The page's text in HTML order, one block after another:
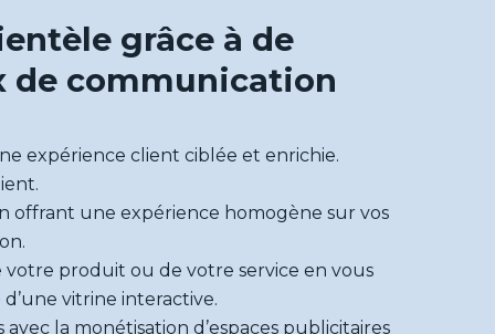
grâce à de
de communication
expérience client ciblée et enrichie.
offrant une expérience homogène sur vos
produit ou de votre service en vous
vitrine interactive.
la monétisation d’espaces publicitaires